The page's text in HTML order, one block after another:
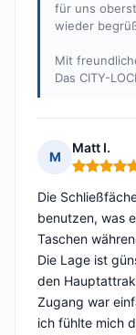
für uns
wieder
Mit
Das CITY-
M
Matt I.
Hinweis:
Die
benutzen, was
Taschen
Die Lage ist
den
Zugang war
ich fühlte mich